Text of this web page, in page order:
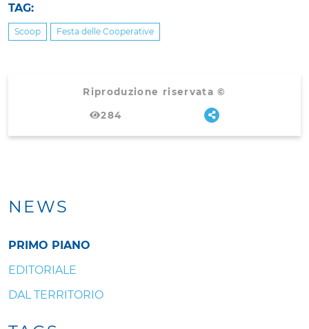
TAG:
Scoop Festa delle Cooperative
Riproduzione riservata ©
284
NEWS
PRIMO PIANO
EDITORIALE
DAL TERRITORIO